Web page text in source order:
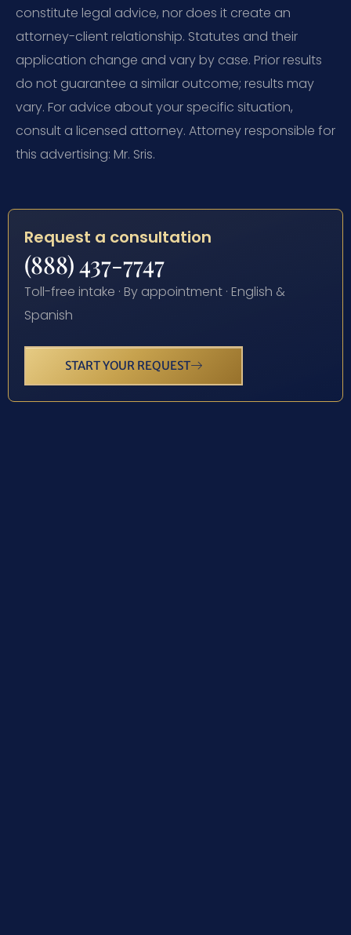
constitute legal advice, nor does it create an
attorney-client relationship. Statutes and their
application change and vary by case. Prior results
do not guarantee a similar outcome; results may
vary. For advice about your specific situation,
consult a licensed attorney. Attorney responsible for
this advertising: Mr. Sris.
Request a consultation
(888) 437-7747
Toll-free intake · By appointment · English &
Spanish
START YOUR REQUEST